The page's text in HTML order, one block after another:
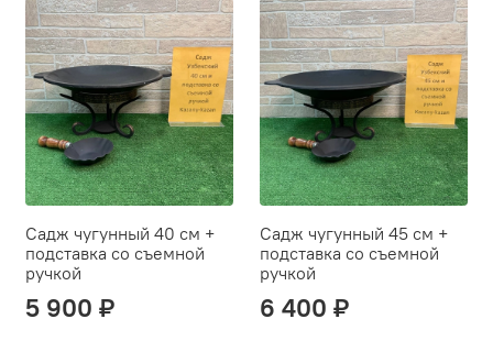
Садж чугунный 40 см +
подставка со съемной
ручкой
5 900 ₽
Садж чугунный 45 см +
подставка со съемной
ручкой
6 400 ₽